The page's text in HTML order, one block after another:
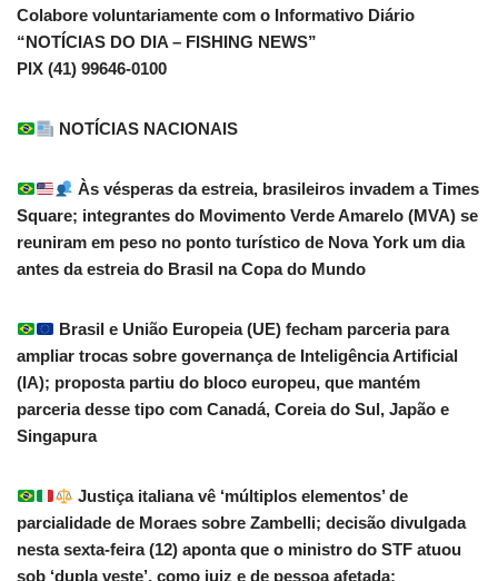
Colabore voluntariamente com o Informativo Diário
“NOTÍCIAS DO DIA – FISHING NEWS”
PIX (41) 99646-0100
NOTÍCIAS NACIONAIS
Às vésperas da estreia, brasileiros invadem a Times
Square; integrantes do Movimento Verde Amarelo (MVA) se
reuniram em peso no ponto turístico de Nova York um dia
antes da estreia do Brasil na Copa do Mundo
Brasil e União Europeia (UE) fecham parceria para
ampliar trocas sobre governança de Inteligência Artificial
(IA); proposta partiu do bloco europeu, que mantém
parceria desse tipo com Canadá, Coreia do Sul, Japão e
Singapura
Justiça italiana vê ‘múltiplos elementos’ de
parcialidade de Moraes sobre Zambelli; decisão divulgada
nesta sexta-feira (12) aponta que o ministro do STF atuou
sob ‘dupla veste’, como juiz e de pessoa afetada;